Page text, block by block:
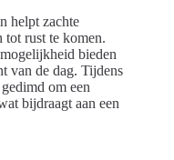
helpt zachte
tot rust te komen.
bieden
van de dag. Tijdens
om een
bijdraagt aan een